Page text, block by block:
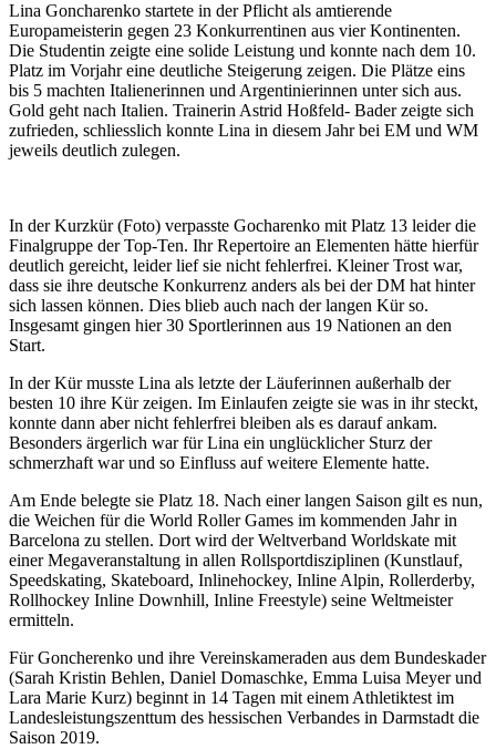
Lina Goncharenko startete in der Pflicht als amtierende
Europameisterin gegen 23 Konkurrentinen aus vier Kontinenten.
Die Studentin zeigte eine solide Leistung und konnte nach dem 10.
Platz im Vorjahr eine deutliche Steigerung zeigen. Die Plätze eins
bis 5 machten Italienerinnen und Argentinierinnen unter sich aus.
Gold geht nach Italien. Trainerin Astrid Hoßfeld- Bader zeigte sich
zufrieden, schliesslich konnte Lina in diesem Jahr bei EM und WM
jeweils deutlich zulegen.
In der Kurzkür (Foto) verpasste Gocharenko mit Platz 13 leider die
Finalgruppe der Top-Ten. Ihr Repertoire an Elementen hätte hierfür
deutlich gereicht, leider lief sie nicht fehlerfrei. Kleiner Trost war,
dass sie ihre deutsche Konkurrenz anders als bei der DM hat hinter
sich lassen können. Dies blieb auch nach der langen Kür so.
Insgesamt gingen hier 30 Sportlerinnen aus 19 Nationen an den
Start.
In der Kür musste Lina als letzte der Läuferinnen außerhalb der
besten 10 ihre Kür zeigen. Im Einlaufen zeigte sie was in ihr steckt,
konnte dann aber nicht fehlerfrei bleiben als es darauf ankam.
Besonders ärgerlich war für Lina ein unglücklicher Sturz der
schmerzhaft war und so Einfluss auf weitere Elemente hatte.
Am Ende belegte sie Platz 18. Nach einer langen Saison gilt es nun,
die Weichen für die World Roller Games im kommenden Jahr in
Barcelona zu stellen. Dort wird der Weltverband Worldskate mit
einer Megaveranstaltung in allen Rollsportdisziplinen (Kunstlauf,
Speedskating, Skateboard, Inlinehockey, Inline Alpin, Rollerderby,
Rollhockey Inline Downhill, Inline Freestyle) seine Weltmeister
ermitteln.
Für Goncherenko und ihre Vereinskameraden aus dem Bundeskader
(Sarah Kristin Behlen, Daniel Domaschke, Emma Luisa Meyer und
Lara Marie Kurz) beginnt in 14 Tagen mit einem Athletiktest im
Landesleistungszenttum des hessischen Verbandes in Darmstadt die
Saison 2019.